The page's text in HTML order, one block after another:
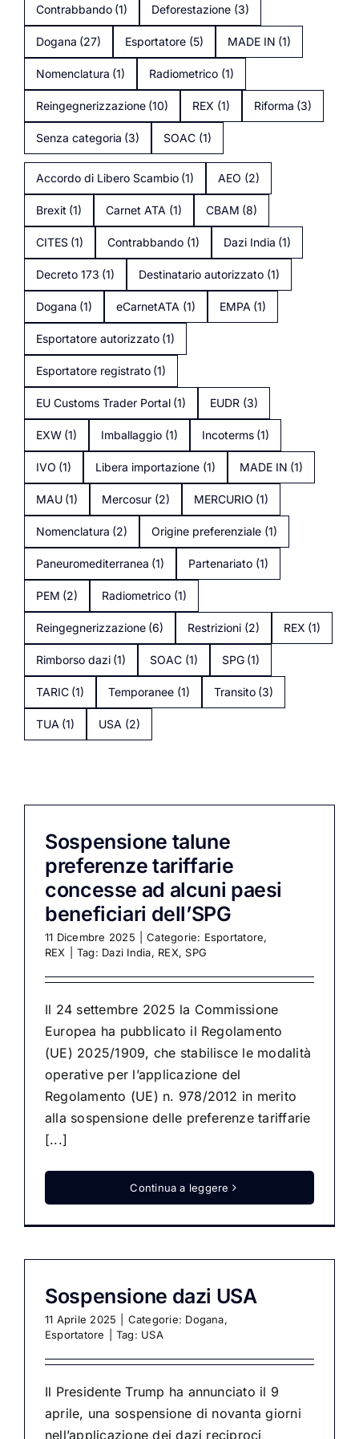
Contrabbando (1) Deforestazione (3)
Dogana (27) Esportatore (5) MADE IN (1)
Nomenclatura (1) Radiometrico (1)
Reingegnerizzazione (10) REX (1) Riforma (3)
Senza categoria (3) SOAC (1)
Accordo di Libero Scambio (1) AEO (2)
Brexit (1) Carnet ATA (1) CBAM (8)
CITES (1) Contrabbando (1) Dazi India (1)
Decreto 173 (1) Destinatario autorizzato (1)
Dogana (1) eCarnetATA (1) EMPA (1)
Esportatore autorizzato (1)
Esportatore registrato (1)
EU Customs Trader Portal (1) EUDR (3)
EXW (1) Imballaggio (1) Incoterms (1)
IVO (1) Libera importazione (1) MADE IN (1)
MAU (1) Mercosur (2) MERCURIO (1)
Nomenclatura (2) Origine preferenziale (1)
Paneuromediterranea (1) Partenariato (1)
PEM (2) Radiometrico (1)
Reingegnerizzazione (6) Restrizioni (2) REX (1)
Rimborso dazi (1) SOAC (1) SPG (1)
TARIC (1) Temporanee (1) Transito (3)
TUA (1) USA (2)
Sospensione talune
preferenze tariffarie
concesse ad alcuni paesi
beneficiari dell’SPG
11 Dicembre 2025 Categorie: Esportatore,
REX
Tag: Dazi India, REX,SPG
Il 24 settembre 2025 la Commissione
Europea ha pubblicato il Regolamento
(UE) 2025/1909, che stabilisce le modalità
operative per l’applicazione del
Regolamento (UE) n. 978/2012 in merito
alla sospensione delle preferenze tariffarie
[...]
Continua a leggere
Sospensione dazi USA
11 Aprile 2025 Categorie: Dogana,
Esportatore
Tag: USA
Il Presidente Trump ha annunciato il 9
aprile, una sospensione di novanta giorni
nell’applicazione dei dazi reciproci